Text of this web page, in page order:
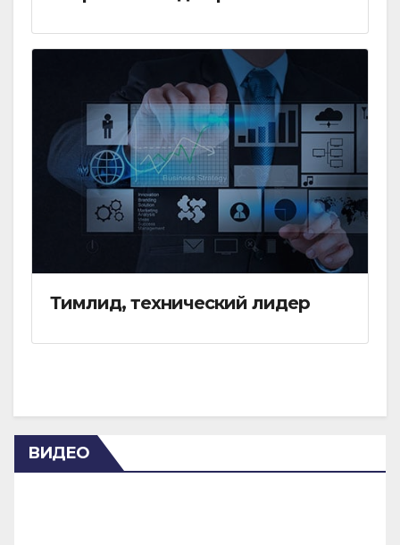
Тимлид, технический лидер
ВИДЕО